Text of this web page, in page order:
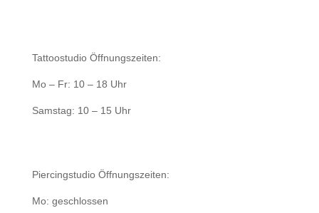
Tattoostudio Öffnungszeiten:
Mo – Fr: 10 – 18 Uhr
Samstag: 10 – 15 Uhr
Piercingstudio Öffnungszeiten:
Mo: geschlossen